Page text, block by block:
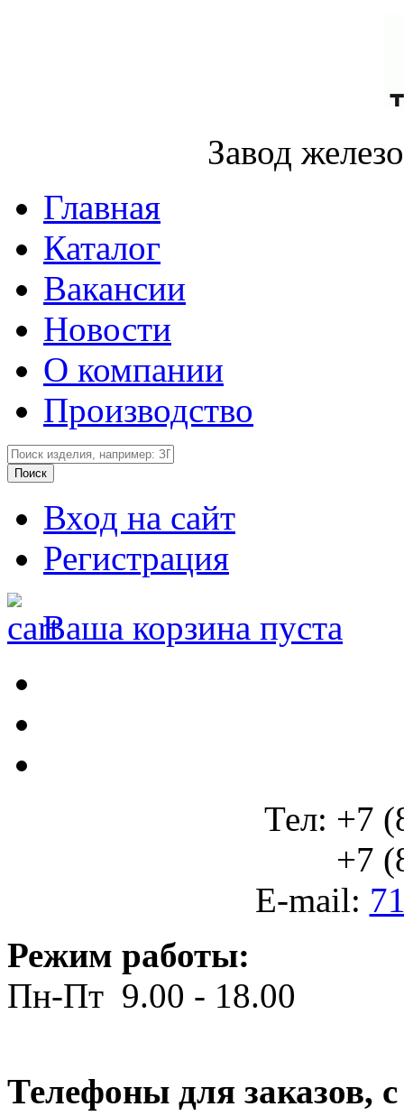
Завод
Главная
Каталог
Вакансии
Новости
О компании
Производство
Вход на сайт
Регистрация
Ваша корзина пуста
Тел: +7
+7
E-mail:
Режим работы:
Пн-Пт 9.00 - 18.00
Телефоны для заказов,